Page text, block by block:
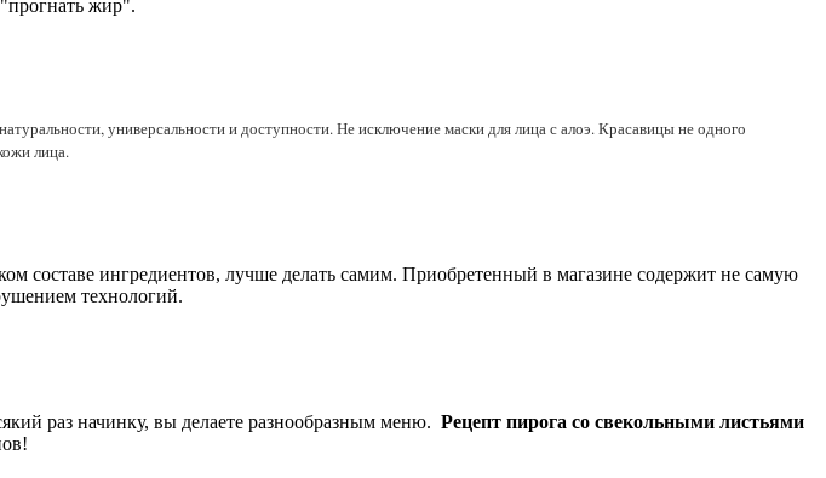
жир".
универсальности и доступности. Не исключение маски для лица с алоэ. Красавицы не одного
лица.
составе ингредиентов, лучше делать самим. Приобретенный в магазине содержит не самую
технологий.
раз начинку, вы делаете разнообразным меню. Рецепт пирога со свекольными листьями